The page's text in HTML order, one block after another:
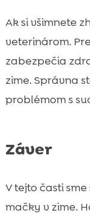
Ak si všimnete
veterinárom.
zabezpečia
zime. Správna
problémom s
Záver
V tejto časti
mačky v zime.